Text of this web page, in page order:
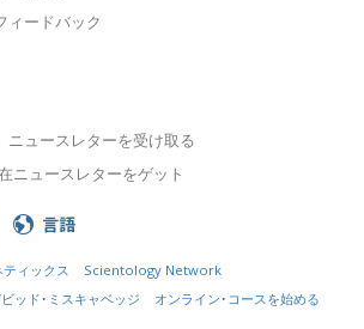
ィードバック
ニュースレターを受け取る
ニュースレターをゲット
言語
ィックス
Scientology Network
ッド･ミスキャベッジ
オンライン･コースを始める